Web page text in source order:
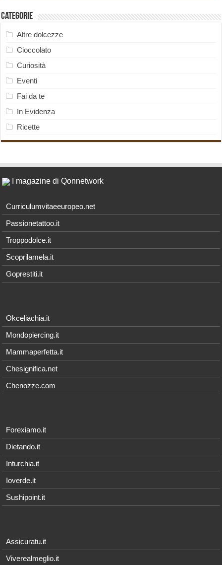
Categorie
Altre dolcezze
Cioccolato
Curiosità
Eventi
Fai da te
In Evidenza
Ricette
I magazine di Qonnetwork
Curriculumvitaeeuropeo.net
Passionetattoo.it
Troppodolce.it
Scoprilamela.it
Goprestiti.it
Okceliachia.it
Mondopiercing.it
Mammaperfetta.it
Chesignifica.net
Chenozze.com
Forexiamo.it
Dietando.it
Inturchia.it
Ioverde.it
Sushipoint.it
Assicuratu.it
Viverealmeglio.it